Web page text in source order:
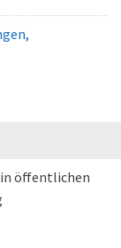
öffentlichen